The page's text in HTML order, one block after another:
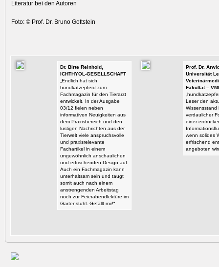
Literatur bei den Autoren
Foto: © Prof. Dr. Bruno Gottstein
Dr. Birte Reinhold,
ICHTHYOL-GESELLSCHAFT
„Endlich hat sich
hundkatzepferd zum
Fachmagazin für den Tierarzt
entwickelt. In der Ausgabe
03/12 fielen neben
informativen Neuigkeiten aus
dem Praxisbereich und den
lustigen Nachrichten aus der
Tierwelt viele anspruchsvolle
und praxisrelevante
Fachartikel in einem
ungewöhnlich anschaulichen
und erfrischenden Design auf.
Auch ein Fachmagazin kann
unterhaltsam sein und taugt
somit auch nach einem
anstrengenden Arbeitstag
noch zur Feierabendlektüre im
Gartenstuhl. Gefällt mir!“
Prof. Dr.
Universität
Fakultät –
Leser den
Wissensstand
verdaulicher
einer
wenn solides
erfrischend
angeboten